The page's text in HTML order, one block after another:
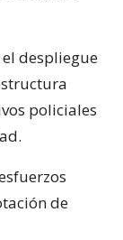
despliegue
policiales
de